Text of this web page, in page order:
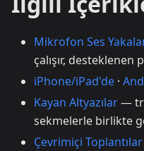
Mikrofon Ses
çalışır,
iPhone/iPad'de ·
Kayan Altyazılar—
sekmelerle birlikte
Çevrimiçi Toplantılar